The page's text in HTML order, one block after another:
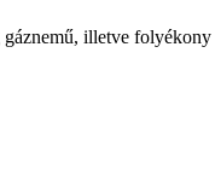
gáznemű, illetve folyékony